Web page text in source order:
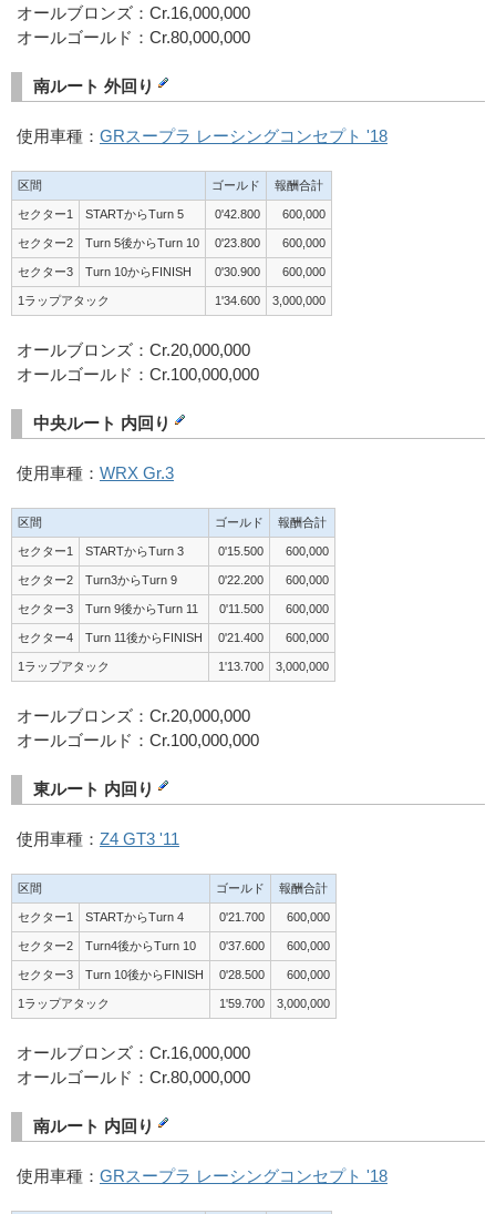
オールブロンズ：Cr.16,000,000
オールゴールド：Cr.80,000,000
南ルート 外回り
使用車種： GRスープラ レーシングコンセプト '18
区間 ゴールド 報酬合計
セクター1 STARTからTurn 5 0'42.800 600,000
セクター2 Turn 5後からTurn 10 0'23.800 600,000
セクター3 Turn 10からFINISH 0'30.900 600,000
1ラップアタック 1'34.600 3,000,000
オールブロンズ：Cr.20,000,000
オールゴールド：Cr.100,000,000
中央ルート 内回り
使用車種： WRX Gr.3
区間 ゴールド 報酬合計
セクター1 STARTからTurn 3 0'15.500 600,000
セクター2 Turn3からTurn 9 0'22.200 600,000
セクター3 Turn 9後からTurn 11 0'11.500 600,000
セクター4 Turn 11後からFINISH 0'21.400 600,000
1ラップアタック 1'13.700 3,000,000
オールブロンズ：Cr.20,000,000
オールゴールド：Cr.100,000,000
東ルート 内回り
使用車種： Z4 GT3 '11
区間 ゴールド 報酬合計
セクター1 STARTからTurn 4 0'21.700 600,000
セクター2 Turn4後からTurn 10 0'37.600 600,000
セクター3 Turn 10後からFINISH 0'28.500 600,000
1ラップアタック 1'59.700 3,000,000
オールブロンズ：Cr.16,000,000
オールゴールド：Cr.80,000,000
南ルート 内回り
使用車種： GRスープラ レーシングコンセプト '18